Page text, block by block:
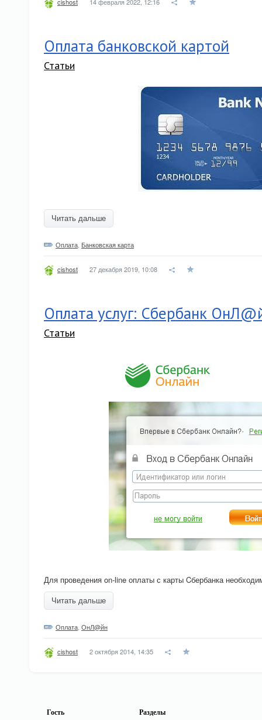
Оплата банковской картой
Статьи
Читать дальше
Оплата Банковская карта
cishost 27 декабря 2019, 10:08
Оплата услуг: Сбербанк
Статьи
Для проведения on-line оплаты с карты Cбербанка
Читать дальше
Оплата ОнЛ@йн
cishost 2 октября 2014, 14:35
Гость Разделы